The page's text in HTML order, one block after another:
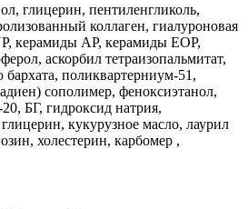
глицерин, пентиленгликоль,
коллаген, гиалуроновая
керамиды AP, керамиды EOP,
аскорбил тетраизопальмитат,
бархата, поликвартерниум-51,
сополимер, феноксиэтанол,
БГ, гидроксид натрия,
кукурузное масло, лаурил
холестерин, карбомер ,